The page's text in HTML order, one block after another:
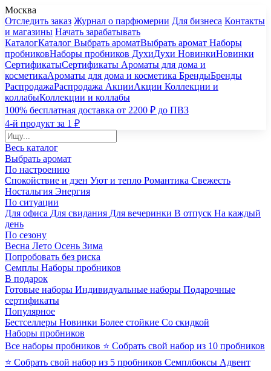
Москва
Отследить заказ Журнал о парфюмерии Для бизнеса Контакты
и магазины Начать зарабатывать
КаталогКаталог Выбрать ароматВыбрать аромат Наборы
пробниковНаборы пробников ДухиДухи НовинкиНовинки
СертификатыСертификаты Ароматы для дома и
косметикаАроматы для дома и косметика БрендыБренды
РаспродажаРаспродажа АкцииАкции Коллекции и
коллабыКоллекции и коллабы
100% бесплатная доставка от 2200 ₽ до ПВЗ
4-й продукт за 1 ₽
Весь каталог
Выбрать аромат
По настроению
Спокойствие и дзен Уют и тепло Романтика Свежесть
Ностальгия Энергия
По ситуации
Для офиса Для свидания Для вечеринки В отпуск На каждый
день
По сезону
Весна Лето Осень Зима
Попробовать без риска
Семплы Наборы пробников
В подарок
Готовые наборы Индивидуальные наборы Подарочные
сертификаты
Популярное
Бестселлеры Новинки Более стойкие Со скидкой
Наборы пробников
Все наборы пробников ⭐ Собрать свой набор из 10 пробников
⭐ Собрать свой набор из 5 пробников Семплбоксы Адвент